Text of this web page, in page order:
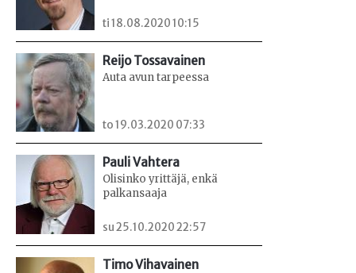
ti 18.08.2020 10:15
Reijo Tossavainen
Auta avun tarpeessa
to 19.03.2020 07:33
Pauli Vahtera
Olisinko yrittäjä, enkä
palkansaaja
su 25.10.2020 22:57
Timo Vihavainen